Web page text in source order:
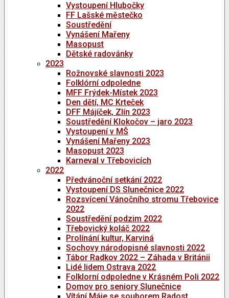
Vystoupení Hlubočky
FF Lašské městečko
Soustředění
Vynášení Mařeny
Masopust
Dětské radovánky
2023
Rožnovské slavnosti 2023
Folklórní odpoledne
MFF Frýdek-Místek 2023
Den dětí, MC Krteček
DFF Májíček, Zlín 2023
Soustředění Klokočov – jaro 2023
Vystoupení v MŠ
Vynášení Mařeny 2023
Masopust 2023
Karneval v Třebovicích
2022
Předvánoční setkání 2022
Vystoupení DS Slunečnice 2022
Rozsvícení Vánočního stromu Třebovice
2022
Soustředění podzim 2022
Třebovický koláč 2022
Prolínání kultur, Karviná
Sochovy národopisné slavnosti 2022
Tábor Radkov 2022 – Záhada v Británii
Lidé lidem Ostrava 2022
Folklorní odpoledne v Krásném Poli 2022
Domov pro seniory Slunečnice